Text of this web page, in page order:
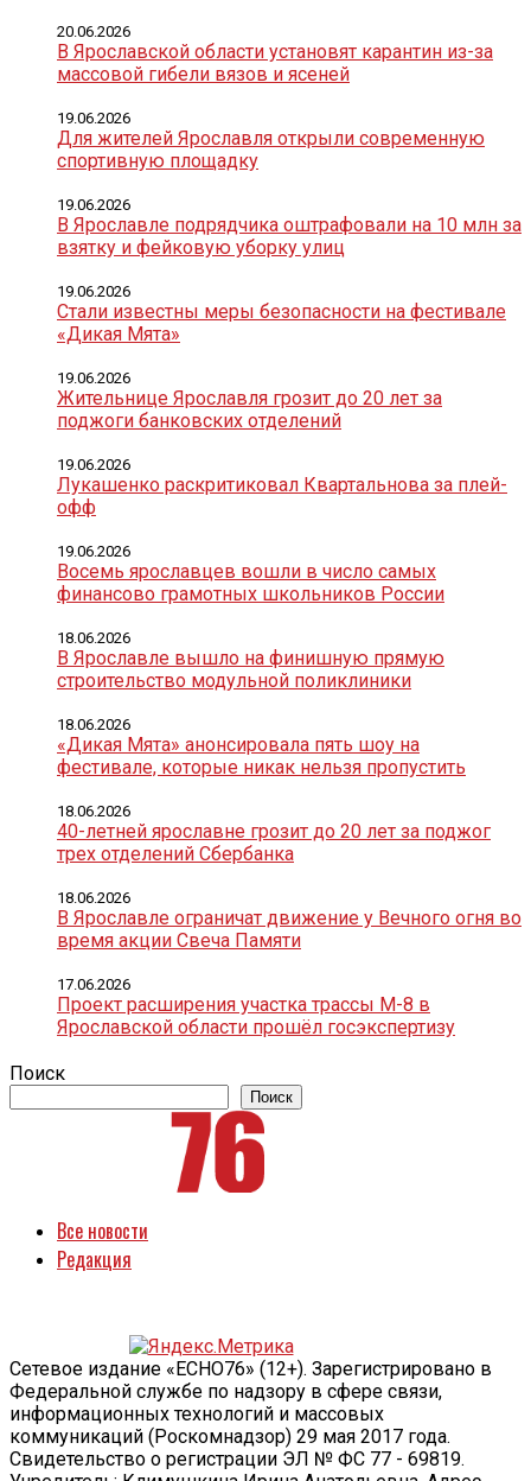
В Ярославской области установят карантин из-за
массовой гибели вязов и ясеней
20.06.2026
Для жителей Ярославля открыли современную
спортивную площадку
19.06.2026
В Ярославле подрядчика оштрафовали на 10 млн за
взятку и фейковую уборку улиц
19.06.2026
Стали известны меры безопасности на фестивале
«Дикая Мята»
19.06.2026
Жительнице Ярославля грозит до 20 лет за
поджоги банковских отделений
19.06.2026
Лукашенко раскритиковал Квартальнова за плей-
офф
19.06.2026
Восемь ярославцев вошли в число самых
финансово грамотных школьников России
19.06.2026
В Ярославле вышло на финишную прямую
строительство модульной поликлиники
18.06.2026
«Дикая Мята» анонсировала пять шоу на
фестивале, которые никак нельзя пропустить
18.06.2026
40-летней ярославне грозит до 20 лет за поджог
трех отделений Сбербанка
18.06.2026
В Ярославле ограничат движение у Вечного огня во
время акции Свеча Памяти
18.06.2026
Проект расширения участка трассы М-8 в
Ярославской области прошёл госэкспертизу
17.06.2026
Поиск
Поиск
Все новости
Редакция
Сетевое издание «ECHO76» (12+). Зарегистрировано в
Федеральной службе по надзору в сфере связи,
информационных технологий и массовых
коммуникаций (Роскомнадзор) 29 мая 2017 года.
Свидетельство о регистрации ЭЛ № ФС 77 - 69819.